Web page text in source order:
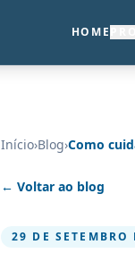
HOME
Início›Blog›Como
← Voltar ao blog
29 DE SETEMBRO